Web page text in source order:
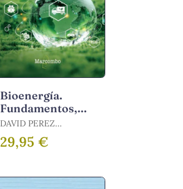
Bioenergía.
Fundamentos,
Tecnologías y
Aplicaciones
DAVID PEREZ
GRANADOS
29,95 €